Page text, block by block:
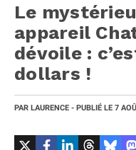
Le
appareil
dévoile :
dollars !
PAR LAURENCE - PUBLIÉ LE 7